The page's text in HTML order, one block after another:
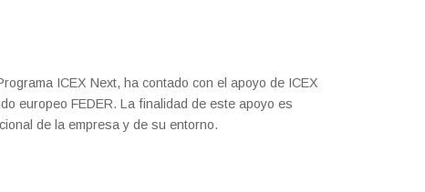
ICEX Next, ha contado con el apoyo de ICEX
europeo FEDER. La finalidad de este apoyo es
de la empresa y de su entorno.